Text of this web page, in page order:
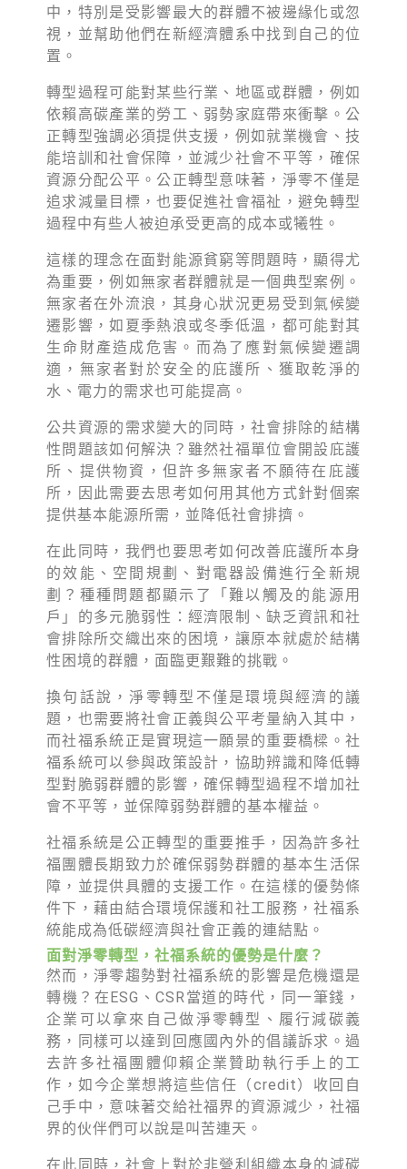
活動紀錄
教育推廣申請
加入志工
中，特別是受影響最大的群體不被邊緣化或忽
視，並幫助他們在新經濟體系中找到自己的位
置。
轉型過程可能對某些行業、地區或群體，例如
依賴高碳產業的勞工、弱勢家庭帶來衝擊。公
正轉型強調必須提供支援，例如就業機會、技
能培訓和社會保障，並減少社會不平等，確保
資源分配公平。公正轉型意味著，淨零不僅是
追求減量目標，也要促進社會福祉，避免轉型
過程中有些人被迫承受更高的成本或犧牲。
這樣的理念在面對能源貧窮等問題時，顯得尤
為重要，例如無家者群體就是一個典型案例。
無家者在外流浪，其身心狀況更易受到氣候變
遷影響，如夏季熱浪或冬季低溫，都可能對其
生命財產造成危害。而為了應對氣候變遷調
適，無家者對於安全的庇護所、獲取乾淨的
水、電力的需求也可能提高。
公共資源的需求變大的同時，社會排除的結構
性問題該如何解決？雖然社福單位會開設庇護
所、提供物資，但許多無家者不願待在庇護
所，因此需要去思考如何用其他方式針對個案
提供基本能源所需，並降低社會排擠。
在此同時，我們也要思考如何改善庇護所本身
的效能、空間規劃、對電器設備進行全新規
劃？種種問題都顯示了「難以觸及的能源用
戶」的多元脆弱性：經濟限制、缺乏資訊和社
會排除所交織出來的困境，讓原本就處於結構
性困境的群體，面臨更艱難的挑戰。
換句話說，淨零轉型不僅是環境與經濟的議
題，也需要將社會正義與公平考量納入其中，
而社福系統正是實現這一願景的重要橋樑。社
福系統可以參與政策設計，協助辨識和降低轉
型對脆弱群體的影響，確保轉型過程不增加社
會不平等，並保障弱勢群體的基本權益。
社福系統是公正轉型的重要推手，因為許多社
福團體長期致力於確保弱勢群體的基本生活保
障，並提供具體的支援工作。在這樣的優勢條
件下，藉由結合環境保護和社工服務，社福系
統能成為低碳經濟與社會正義的連結點。
面對淨零轉型，社福系統的優勢是什麼？
然而，淨零趨勢對社福系統的影響是危機還是
轉機？在ESG、CSR當道的時代，同一筆錢，
企業可以拿來自己做淨零轉型、履行減碳義
務，同樣可以達到回應國內外的倡議訴求。過
去許多社福團體仰賴企業贊助執行手上的工
作，如今企業想將這些信任（credit）收回自
己手中，意味著交給社福界的資源減少，社福
界的伙伴們可以說是叫苦連天。
在此同時，社會上對於非營利組織本身的減碳